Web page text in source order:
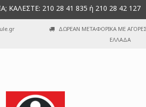
ΚΑΛΕΣΤΕ: 210 28 41 835 ή 210 28 42 127
ΔΩΡΕΑΝ ΜΕΤΑΦΟΡΙΚΑ ΜΕ
ΕΛΛΑΔΑ